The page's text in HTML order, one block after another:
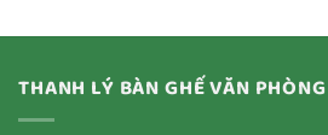
THANH LÝ BÀN GHẾ VĂN